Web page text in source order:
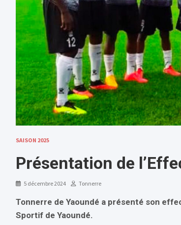
SAISON 2025
Présentation de
5 décembre 2024 Tonnerre
Tonnerre de Yaoundé a présenté son
Sportif de Yaoundé.